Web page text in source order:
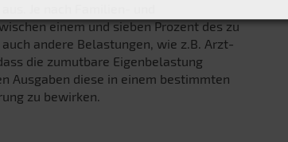
Je nach Familien- und
einem und sieben Prozent des zu
andere Belastungen, wie z.B. Arzt-
die zumutbare Eigenbelastung
Ausgaben diese in einem bestimmten
zu bewirken.